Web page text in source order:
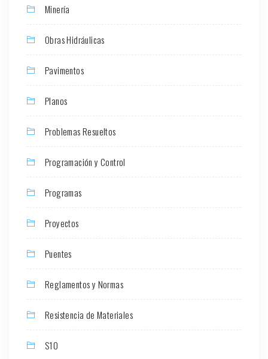
Minería
Obras Hidráulicas
Pavimentos
Planos
Problemas Resueltos
Programación y Control
Programas
Proyectos
Puentes
Reglamentos y Normas
Resistencia de Materiales
S10